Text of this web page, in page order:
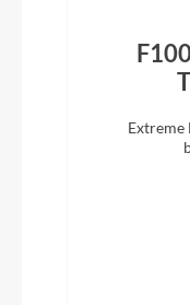
Extreme